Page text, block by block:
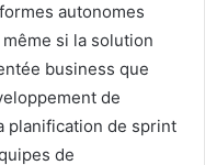
autonomes
même si la solution
business que
de
planification de sprint
de